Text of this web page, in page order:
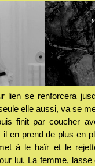
lien se renforcera
elle aussi, va se
finit par coucher
en prend de plus en
à le haïr et le
lui. La femme,